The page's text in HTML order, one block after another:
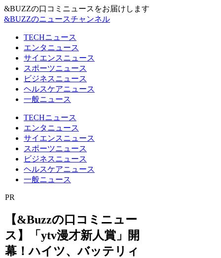
&BUZZの口コミニュースをお届けします
&BUZZのニュースチャンネル
TECHニュース
エンタニュース
サイエンスニュース
スポーツニュース
ビジネスニュース
ヘルスケアニュース
一般ニュース
TECHニュース
エンタニュース
サイエンスニュース
スポーツニュース
ビジネスニュース
ヘルスケアニュース
一般ニュース
PR
【&Buzzの口コミニュー
ス】「ytv漫才新人賞」開
幕！ハイツ、バッテリィ